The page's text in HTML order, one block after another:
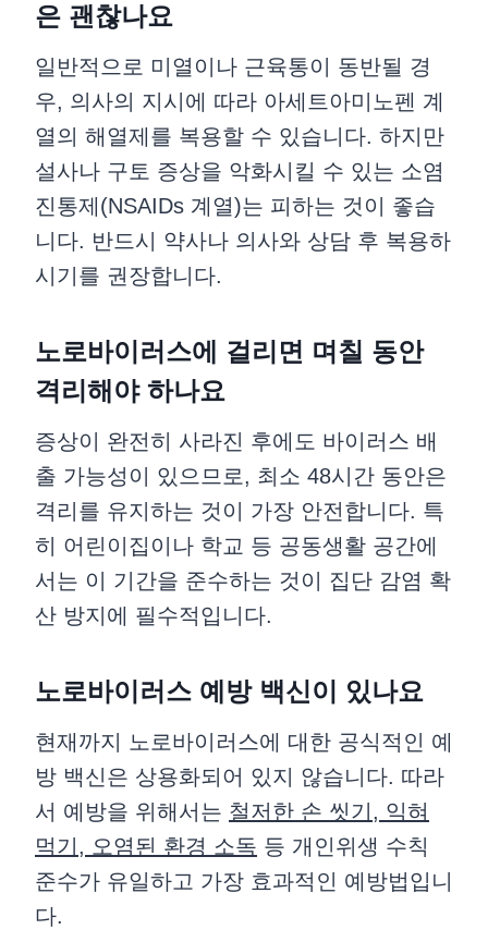
은 괜찮나요
일반적으로 미열이나 근육통이 동반될 경
우, 의사의 지시에 따라 아세트아미노펜 계
열의 해열제를 복용할 수 있습니다. 하지만
설사나 구토 증상을 악화시킬 수 있는 소염
진통제(NSAIDs 계열)는 피하는 것이 좋습
니다. 반드시 약사나 의사와 상담 후 복용하
시기를 권장합니다.
노로바이러스에 걸리면 며칠 동안
격리해야 하나요
증상이 완전히 사라진 후에도 바이러스 배
출 가능성이 있으므로, 최소 48시간 동안은
격리를 유지하는 것이 가장 안전합니다. 특
히 어린이집이나 학교 등 공동생활 공간에
서는 이 기간을 준수하는 것이 집단 감염 확
산 방지에 필수적입니다.
노로바이러스 예방 백신이 있나요
현재까지 노로바이러스에 대한 공식적인 예
방 백신은 상용화되어 있지 않습니다. 따라
서 예방을 위해서는 철저한 손 씻기, 익혀
먹기, 오염된 환경 소독 등 개인위생 수칙
준수가 유일하고 가장 효과적인 예방법입니
다.